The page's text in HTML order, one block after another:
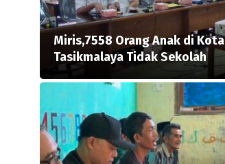
Miris,7558 Orang Anak di Kota
Tasikmalaya Tidak Sekolah